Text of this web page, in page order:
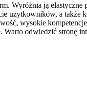
Wyróżnia ją elastyczne
użytkowników, a
wysokie
odwiedzić stronę